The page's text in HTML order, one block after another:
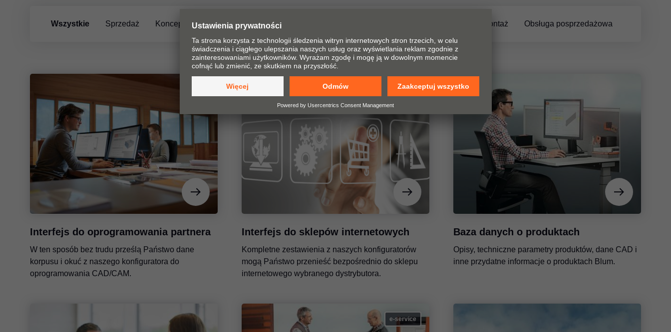
Wszystkie Sprzedaż Koncepcja, planowanie, kosztorys Dostawa i montaż Obsługa posprzedażowa
Interfejs do oprogramowania partnera
W ten sposób bez trudu prześlą Państwo dane
korpusu i okuć z naszego konfiguratora do
oprogramowania CAD/CAM.
Interfejs do sklepów internetowych
Kompletne zestawienia z naszych konfiguratorów
mogą Państwo przenieść bezpośrednio do sklepu
internetowego wybranego dystrybutora.
Baza danych o produktach
Opisy, techniczne parametry produktów, dane CAD i
inne przydatne informacje o produktach Blum.
e-service